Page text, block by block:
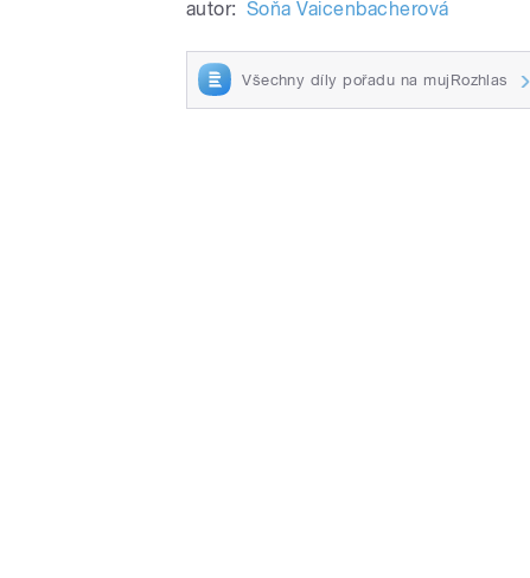
autor: Soňa Vaicenbacherová
Všechny díly pořadu na mujRozhlas